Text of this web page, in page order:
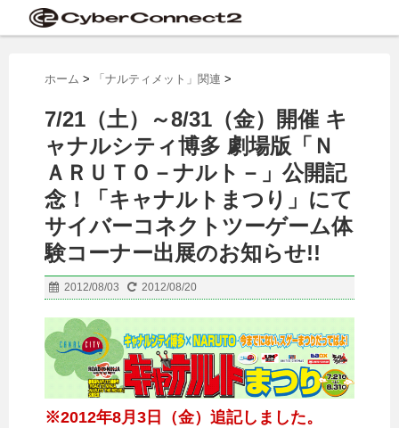
ホーム > 「ナルティメット」関連 >
7/21（土）～8/31（金）開催 キ
ャナルシティ博多 劇場版「Ｎ
ＡＲＵＴＯ－ナルト－」公開記
念！「キャナルトまつり」にて
サイバーコネクトツーゲーム体
験コーナー出展のお知らせ!!
2012/08/03 2012/08/20
※2012年8月3日（金）追記しました。